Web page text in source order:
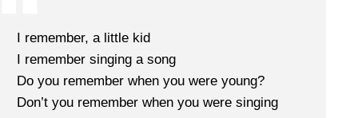
I remember, a little kid
I remember singing a song
Do you remember when you were young?
Don’t you remember when you were singing